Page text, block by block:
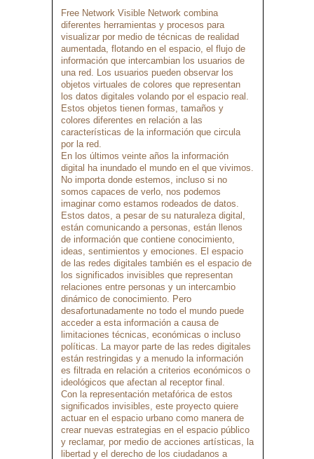
Free Network Visible Network combina
diferentes herramientas y procesos para
visualizar por medio de técnicas de realidad
aumentada, flotando en el espacio, el flujo de
información que intercambian los usuarios de
una red. Los usuarios pueden observar los
objetos virtuales de colores que representan
los datos digitales volando por el espacio real.
Estos objetos tienen formas, tamaños y
colores diferentes en relación a las
características de la información que circula
por la red.
En los últimos veinte años la información
digital ha inundado el mundo en el que vivimos.
No importa donde estemos, incluso si no
somos capaces de verlo, nos podemos
imaginar como estamos rodeados de datos.
Estos datos, a pesar de su naturaleza digital,
están comunicando a personas, están llenos
de información que contiene conocimiento,
ideas, sentimientos y emociones. El espacio
de las redes digitales también es el espacio de
los significados invisibles que representan
relaciones entre personas y un intercambio
dinámico de conocimiento. Pero
desafortunadamente no todo el mundo puede
acceder a esta información a causa de
limitaciones técnicas, económicas o incluso
políticas. La mayor parte de las redes digitales
están restringidas y a menudo la información
es filtrada en relación a criterios económicos o
ideológicos que afectan al receptor final.
Con la representación metafórica de estos
significados invisibles, este proyecto quiere
actuar en el espacio urbano como manera de
crear nuevas estrategias en el espacio público
y reclamar, por medio de acciones artísticas, la
libertad y el derecho de los ciudadanos a